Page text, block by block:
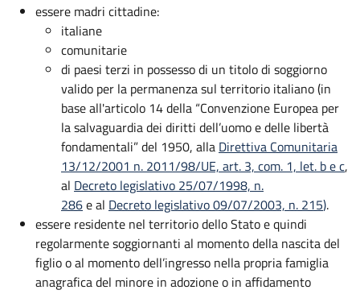
essere madri cittadine:
italiane
comunitarie
di paesi terzi in possesso di un titolo di soggiorno
valido per la permanenza sul territorio italiano (in
base all'articolo 14 della “Convenzione Europea per
la salvaguardia dei diritti dell’uomo e delle libertà
fondamentali” del 1950, alla Direttiva Comunitaria
13/12/2001 n. 2011/98/UE, art. 3, com. 1, let. b e c,
al Decreto legislativo 25/07/1998, n.
286e al Decreto legislativo 09/07/2003, n. 215).
essere residente nel territorio dello Stato e quindi
regolarmente soggiornanti al momento della nascita del
figlio o al momento dell’ingresso nella propria famiglia
anagrafica del minore in adozione o in affidamento